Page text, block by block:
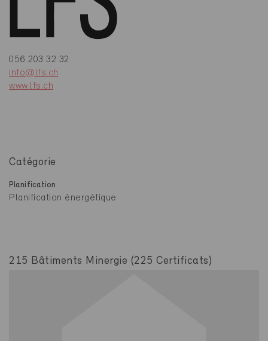
056 203 32 32
info@lfs.ch
www.lfs.ch
Catégorie
Planification
Planification énergétique
215 Bâtiments Minergie (225 Certificats)